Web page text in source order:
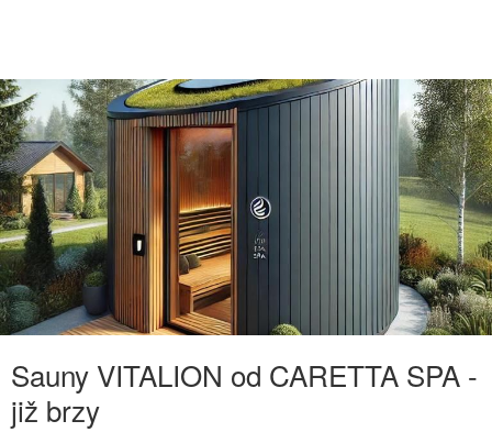
Sauny VITALION od CARETTA SPA -
již brzy